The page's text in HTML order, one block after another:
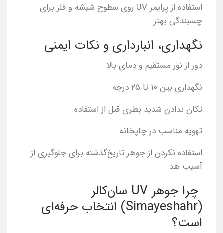
استفاده از پرایمر UV روی سطوح شیشه و فلز برای
چسبندگی بهتر
نگهداری، انبارداری و نکات ایمنی
دور از نور مستقیم و دمای بالا
نگهداری بین ۱۰ تا ۲۵ درجه
تکان ندادن شدید بطری قبل از استفاده
تهویه مناسب در چاپخانه
استفاده نکردن از جوهر تاریخ‌گذشته برای جلوگیری از
آسیب هد
چرا جوهر UV سان‌کالر
(Simayeshahr) انتخاب حرفه‌ای
است؟